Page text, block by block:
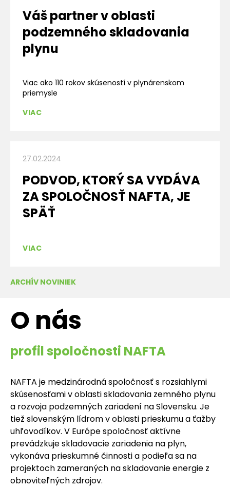
Váš partner v oblasti
podzemného skladovania
plynu
Viac ako 110 rokov skúseností v plynárenskom
priemysle
VIAC
27.02.2024
PODVOD, KTORÝ SA VYDÁVA
ZA SPOLOČNOSŤ NAFTA, JE
SPÄŤ
VIAC
ARCHÍV NOVINIEK
O nás
profil spoločnosti NAFTA
NAFTA je medzinárodná spoločnosť s rozsiahlymi
skúsenosťami v oblasti skladovania zemného plynu
a rozvoja podzemných zariadení na Slovensku. Je
tiež slovenským lídrom v oblasti prieskumu a ťažby
uhľovodíkov. V Európe spoločnosť aktívne
prevádzkuje skladovacie zariadenia na plyn,
vykonáva prieskumné činnosti a podieľa sa na
projektoch zameraných na skladovanie energie z
obnoviteľných zdrojov.